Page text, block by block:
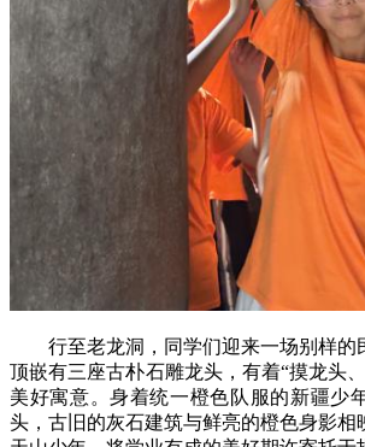
行至老龙洞，同学们迎来一场别样的
顶嵌有三座古朴石雕龙头，有着“摸龙头
美好寓意。身着统一橙色队服的新疆少
头，古旧的灰石建筑与鲜亮的橙色身影相